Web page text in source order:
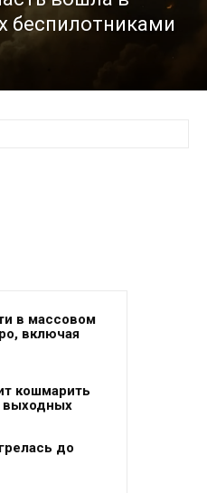
беспилотниками
в массовом
включая
кошмарить
выходных
до